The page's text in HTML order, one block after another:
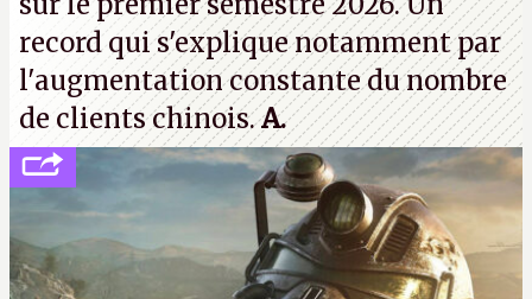
record qui s'explique notamment par
l'augmentation constante du nombre
de clients chinois.A.